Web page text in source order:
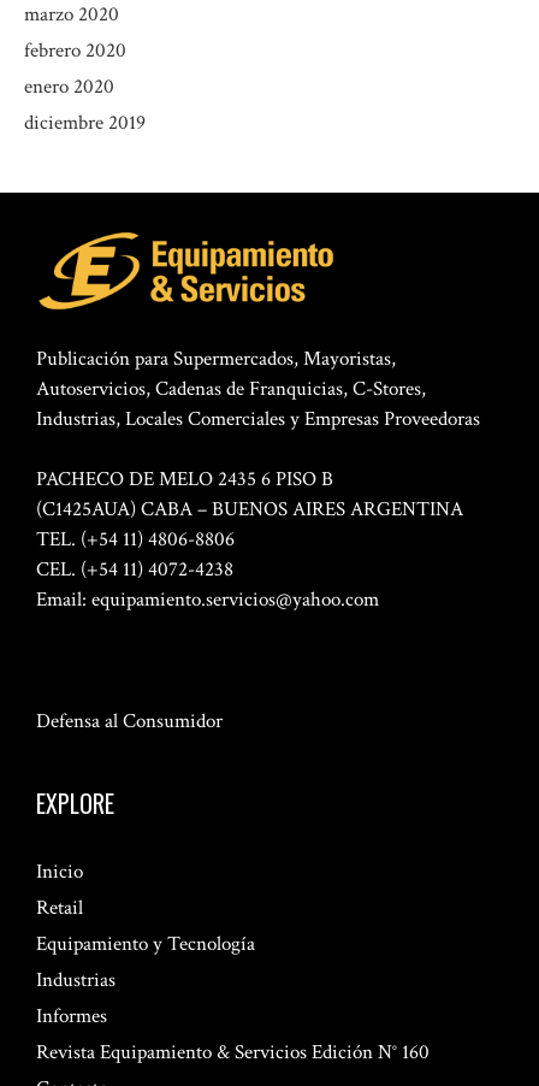
marzo 2020
febrero 2020
enero 2020
diciembre 2019
Publicación para Supermercados, Mayoristas,
Autoservicios, Cadenas de Franquicias, C-Stores,
Industrias, Locales Comerciales y Empresas Proveedoras
PACHECO DE MELO 2435 6 PISO B
(C1425AUA) CABA – BUENOS AIRES ARGENTINA
TEL. (+54 11) 4806-8806
CEL. (+54 11) 4072-4238
Email: equipamiento.servicios@yahoo.com
Defensa al Consumidor
EXPLORE
Inicio
Retail
Equipamiento y Tecnología
Industrias
Informes
Revista Equipamiento & Servicios Edición N° 160